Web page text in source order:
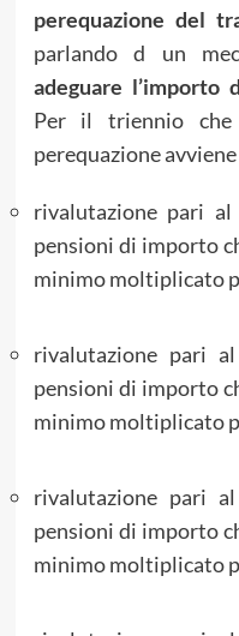
perequazione del
parlando d un
adeguare l’importo
Per il triennio
perequazione
rivalutazione pari al
pensioni di importo
minimo moltiplicato
rivalutazione pari al
pensioni di importo
minimo moltiplicato
rivalutazione pari al
pensioni di importo
minimo moltiplicato